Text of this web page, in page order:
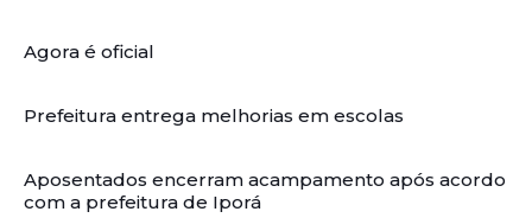
Agora é oficial
Prefeitura entrega melhorias em escolas
Aposentados encerram acampamento após acordo
com a prefeitura de Iporá